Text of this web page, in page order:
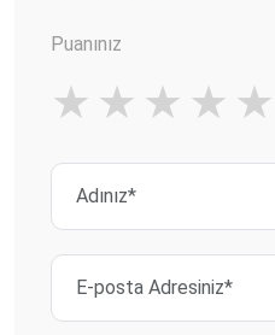
Puanınız
★
★
★
★
★